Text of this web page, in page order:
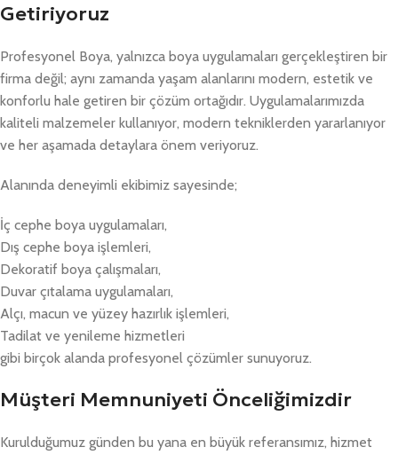
Getiriyoruz
Profesyonel Boya, yalnızca boya uygulamaları gerçekleştiren bir
firma değil; aynı zamanda yaşam alanlarını modern, estetik ve
konforlu hale getiren bir çözüm ortağıdır. Uygulamalarımızda
kaliteli malzemeler kullanıyor, modern tekniklerden yararlanıyor
ve her aşamada detaylara önem veriyoruz.
Alanında deneyimli ekibimiz sayesinde;
İç cephe boya uygulamaları,
Dış cephe boya işlemleri,
Dekoratif boya çalışmaları,
Duvar çıtalama uygulamaları,
Alçı, macun ve yüzey hazırlık işlemleri,
Tadilat ve yenileme hizmetleri
gibi birçok alanda profesyonel çözümler sunuyoruz.
Müşteri Memnuniyeti Önceliğimizdir
Kurulduğumuz günden bu yana en büyük referansımız, hizmet